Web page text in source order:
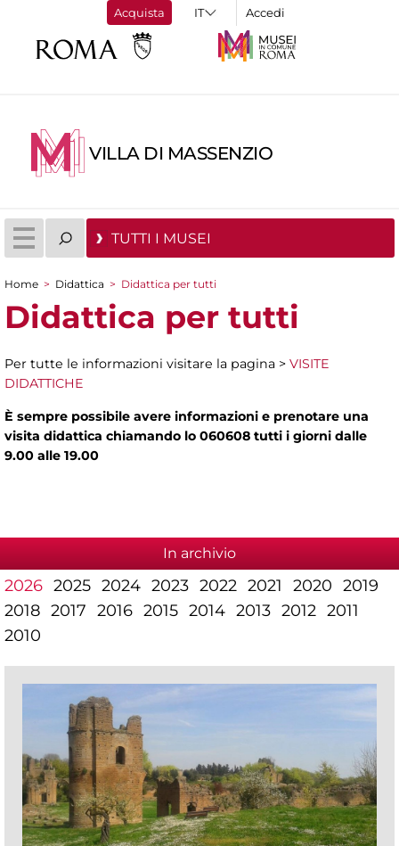
Acquista Accedi
VILLA DI MASSENZIO
TUTTI I MUSEI
Tu sei qui
Home > Didattica > Didattica per tutti
Didattica per tutti
Per tutte le informazioni visitare la pagina > VISITE
DIDATTICHE
È sempre possibile avere informazioni e prenotare una
visita didattica chiamando lo 060608 tutti i giorni dalle
9.00 alle 19.00
In archivio
2026 2025 2024 2023 2022 2021 2020 2019
2018 2017 2016 2015 2014 2013 2012 2011
2010